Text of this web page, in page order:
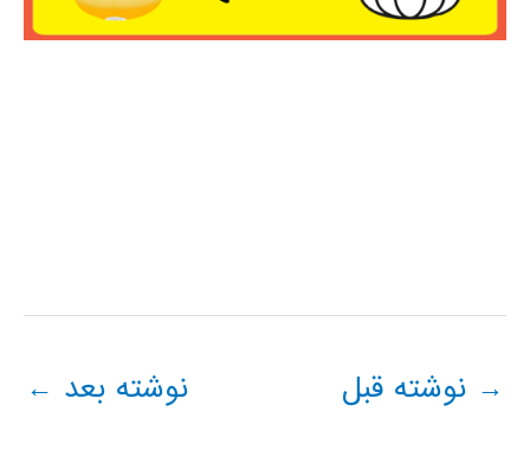
→ نوشته قبل نوشته بعد ←